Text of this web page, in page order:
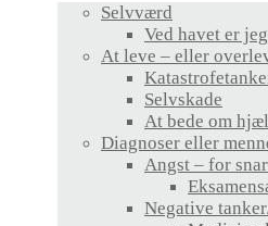
Selvværd
Ved havet er
At leve – eller
Selvskade
At bede om
Diagnoser eller
Angst – for
Negative